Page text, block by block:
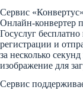
Сервис
Онлайн-конвертер
Госуслуг
регистрации и
за несколько
изображение для
Сервис